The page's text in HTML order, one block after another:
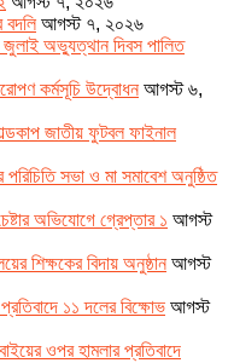
বদলি আগস্ট ৭, ২০২৬
জুলাই অভ্যুত্থান দিবস পালিত
কর্মসূচি উদ্বোধন আগস্ট ৬,
জাতীয় ফুটবল ফাইনাল
পরিচিতি সভা ও মা সমাবেশ অনুষ্ঠিত
অভিযোগে গ্রেপ্তার ১ আগস্ট
শিক্ষকের বিদায় অনুষ্ঠান আগস্ট
১১ দলের বিক্ষোভ আগস্ট
ওপর হামলার প্রতিবাদে